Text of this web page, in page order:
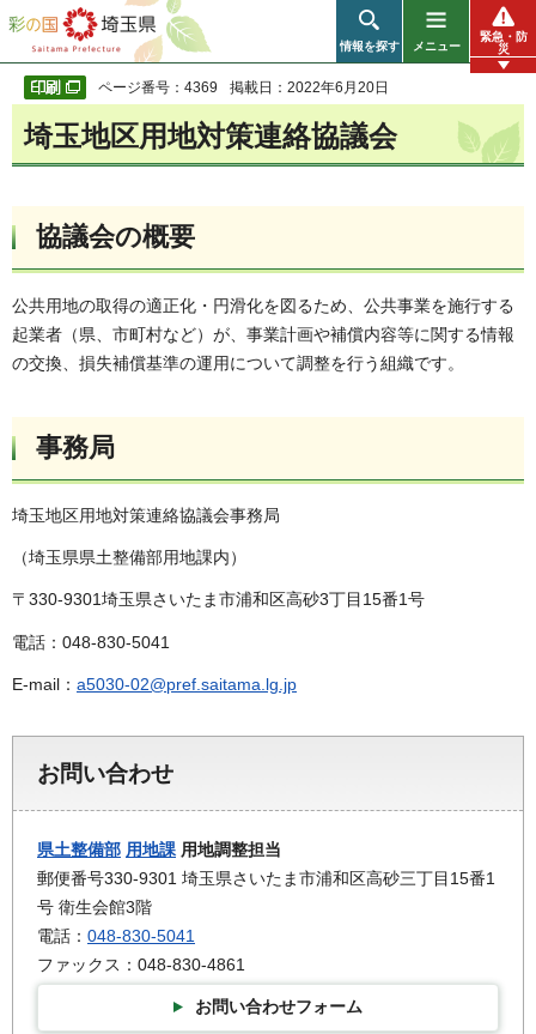
彩の国 埼玉県
情報を探す メニュー
緊急・防
災
ページ番号：4369 掲載日：2022年6月20日
埼玉地区用地対策連絡協議会
協議会の概要
公共用地の取得の適正化・円滑化を図るため、公共事業を施行する
起業者（県、市町村など）が、事業計画や補償内容等に関する情報
の交換、損失補償基準の運用について調整を行う組織です。
事務局
埼玉地区用地対策連絡協議会事務局
（埼玉県県土整備部用地課内）
〒330-9301埼玉県さいたま市浦和区高砂3丁目15番1号
電話：048-830-5041
E-mail： a5030-02@pref.saitama.lg.jp
お問い合わせ
県土整備部 用地課 用地調整担当
郵便番号330-9301 埼玉県さいたま市浦和区高砂三丁目15番1
号 衛生会館3階
電話： 048-830-5041
ファックス：048-830-4861
お問い合わせフォーム